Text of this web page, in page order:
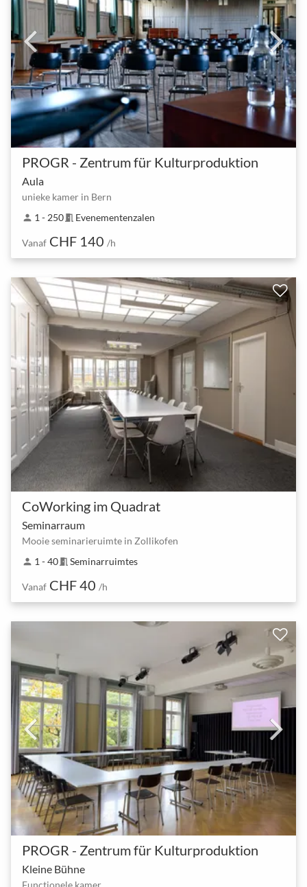
PROGR - Zentrum für Kulturproduktion
Aula
unieke kamer in Bern
person 1 - 250meeting_room Evenementenzalen
Vanaf CHF 140 /h
CoWorking im Quadrat
Seminarraum
Mooie seminarieruimte in Zollikofen
person 1 - 40meeting_room Seminarruimtes
Vanaf CHF 40 /h
PROGR - Zentrum für Kulturproduktion
Kleine Bühne
Functionele kamer